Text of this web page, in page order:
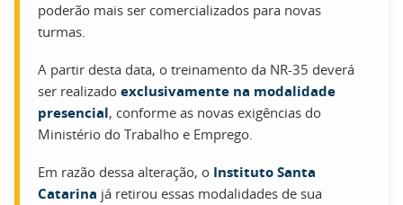
poderão mais ser comercializados para novas
turmas.
A partir desta data, o treinamento da NR-35 deverá
ser realizado exclusivamente na modalidade
presencial, conforme as novas exigências do
Ministério do Trabalho e Emprego.
Em razão dessa alteração, o Instituto Santa
Catarina já retirou essas modalidades de sua